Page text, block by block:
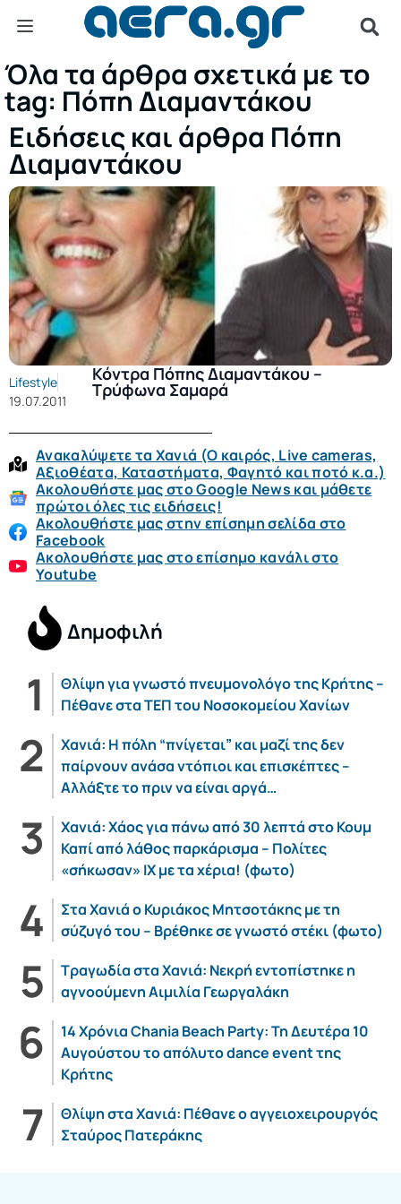
Όλα τα άρθρα σχετικά με το
tag: Πόπη Διαμαντάκου
Ειδήσεις και άρθρα Πόπη
Διαμαντάκου
Lifestyle
19.07.2011
Κόντρα Πόπης Διαμαντάκου –
Τρύφωνα Σαμαρά
Ανακαλύψετε τα Χανιά (O καιρός, Live cameras,
Αξιοθέατα, Καταστήματα, Φαγητό και ποτό κ.α.)
Ακολουθήστε μας στο Google News και μάθετε
πρώτοι όλες τις ειδήσεις!
Ακολουθήστε μας στην επίσημη σελίδα στο
Facebook
Ακολουθήστε μας στο επίσημο κανάλι στο
Youtube
Δημοφιλή
Θλίψη για γνωστό πνευμονολόγο της Κρήτης –
Πέθανε στα ΤΕΠ του Νοσοκομείου Χανίων
Χανιά: Η πόλη “πνίγεται” και μαζί της δεν
παίρνουν ανάσα ντόπιοι και επισκέπτες –
Αλλάξτε το πριν να είναι αργά…
Χανιά: Χάος για πάνω από 30 λεπτά στο Κουμ
Καπί από λάθος παρκάρισμα – Πολίτες
«σήκωσαν» ΙΧ με τα χέρια! (φωτο)
Στα Χανιά ο Κυριάκος Μητσοτάκης με τη
σύζυγό του – Βρέθηκε σε γνωστό στέκι (φωτο)
Τραγωδία στα Χανιά: Νεκρή εντοπίστηκε η
αγνοούμενη Αιμιλία Γεωργαλάκη
14 Χρόνια Chania Beach Party: Τη Δευτέρα 10
Αυγούστου το απόλυτο dance event της
Κρήτης
Θλίψη στα Χανιά: Πέθανε ο αγγειοχειρουργός
Σταύρος Πατεράκης